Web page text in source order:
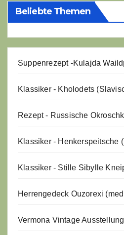
Beliebte Themen
Suppenrezept -Kulajda
Klassiker - Kholodets
Rezept - Russische
Klassiker - Henkerspeitsche
Klassiker - Stille Sibylle
Herrengedeck Ouzorexi
Vermona Vintage Ausstellung